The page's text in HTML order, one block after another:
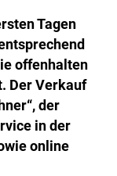
Tagen
offenhalten
Der Verkauf
der
in der
online